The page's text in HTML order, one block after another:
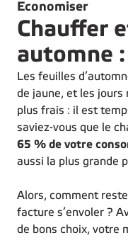
Economiser
Chauffer
automne
Les feuilles
de jaune, et les
plus frais : il est
saviez-vous que le
65 % de votre
aussi la plus grande
Alors, comment
facture s’envoler ?
de bons choix, votre